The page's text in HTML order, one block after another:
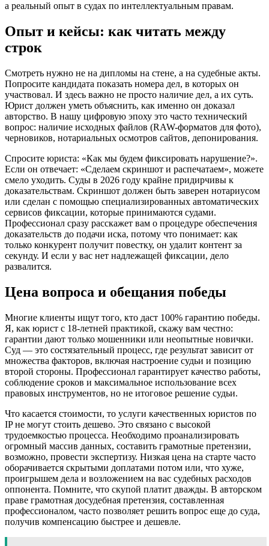
а реальный опыт в судах по интеллектуальным правам.
Опыт и кейсы: как читать между
строк
Смотреть нужно не на дипломы на стене, а на судебные акты.
Попросите кандидата показать номера дел, в которых он
участвовал. И здесь важно не просто наличие дел, а их суть.
Юрист должен уметь объяснить, как именно он доказал
авторство. В нашу цифровую эпоху это часто технический
вопрос: наличие исходных файлов (RAW-форматов для фото),
черновиков, нотариальных осмотров сайтов, депонирования.
Спросите юриста: «Как мы будем фиксировать нарушение?».
Если он отвечает: «Сделаем скриншот и распечатаем», можете
смело уходить. Суды в 2026 году крайне придирчивы к
доказательствам. Скриншот должен быть заверен нотариусом
или сделан с помощью специализированных автоматических
сервисов фиксации, которые принимаются судами.
Профессионал сразу расскажет вам о процедуре обеспечения
доказательств до подачи иска, потому что понимает: как
только конкурент получит повестку, он удалит контент за
секунду. И если у вас нет надлежащей фиксации, дело
развалится.
Цена вопроса и обещания победы
Многие клиенты ищут того, кто даст 100% гарантию победы.
Я, как юрист с 18-летней практикой, скажу вам честно:
гарантии дают только мошенники или неопытные новички.
Суд — это состязательный процесс, где результат зависит от
множества факторов, включая настроение судьи и позицию
второй стороны. Профессионал гарантирует качество работы,
соблюдение сроков и максимальное использование всех
правовых инструментов, но не итоговое решение судьи.
Что касается стоимости, то услуги качественных юристов по
IP не могут стоить дешево. Это связано с высокой
трудоемкостью процесса. Необходимо проанализировать
огромный массив данных, составить грамотные претензии,
возможно, провести экспертизу. Низкая цена на старте часто
оборачивается скрытыми доплатами потом или, что хуже,
проигрышем дела и возложением на вас судебных расходов
оппонента. Помните, что скупой платит дважды. В авторском
праве грамотная досудебная претензия, составленная
профессионалом, часто позволяет решить вопрос еще до суда,
получив компенсацию быстрее и дешевле.